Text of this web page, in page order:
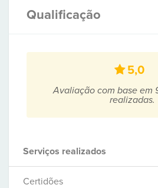
Qualificação
5,0
Avaliação com base em
realizadas.
Serviços realizados
Certidões